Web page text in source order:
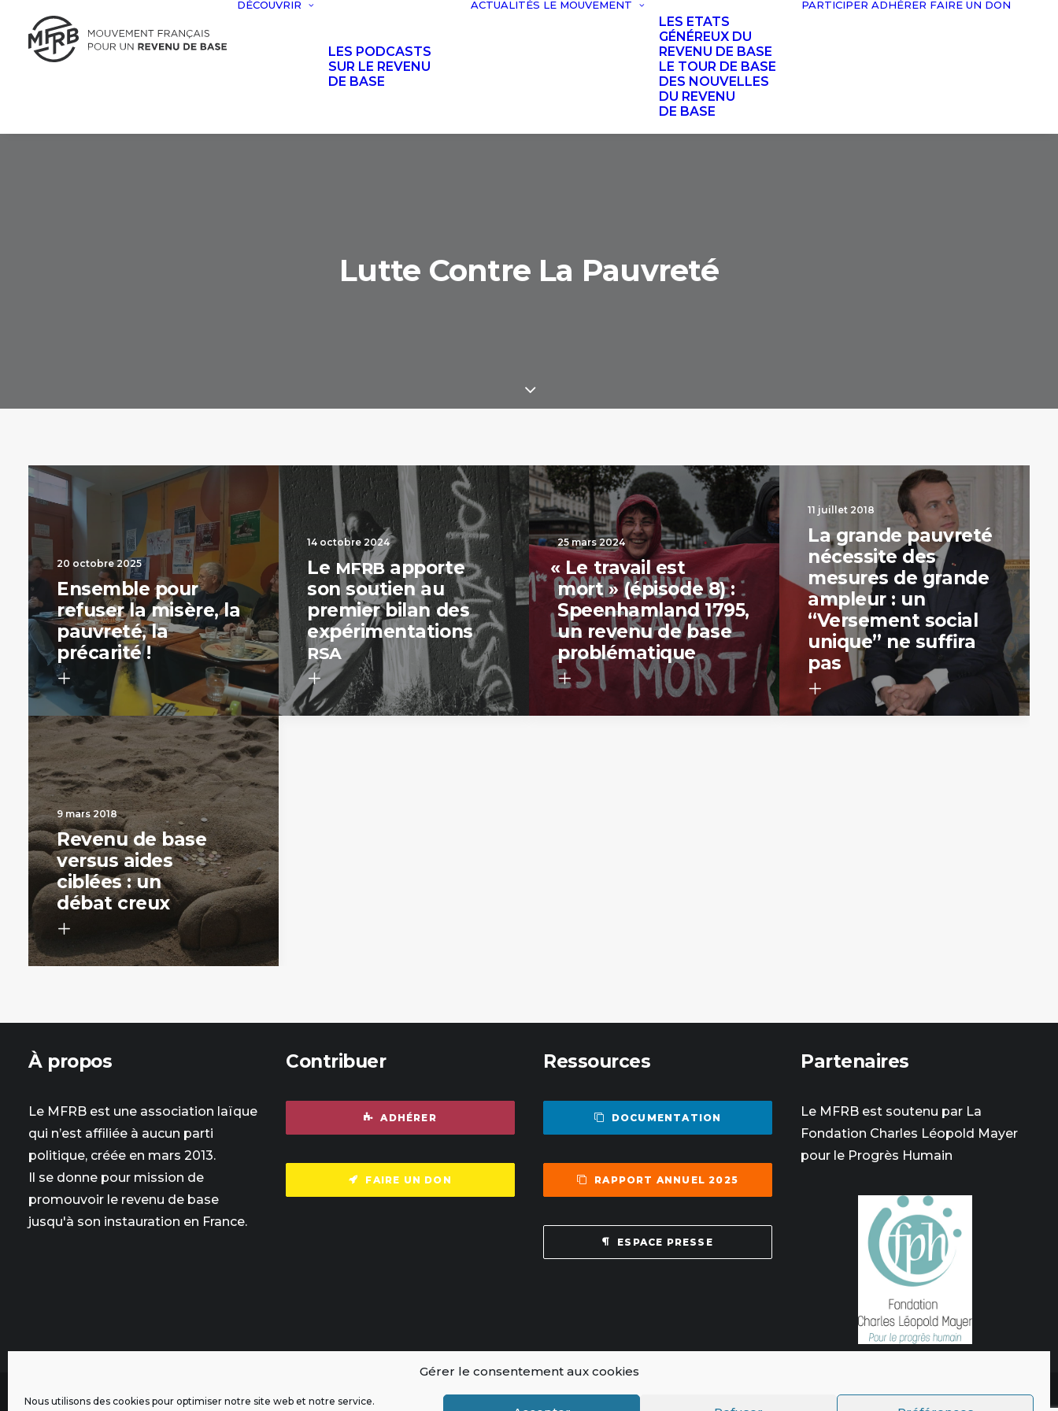
Gérer le consentement aux cookies
Nous utilisons des cookies pour optimiser notre site web et notre service.
DÉCOUVRIR
LES PODCASTS
SUR LE REVENU
DE BASE
ACTUALITÉS LE MOUVEMENT
LES ETATS
GÉNÉREUX DU
REVENU DE BASE
LE TOUR DE BASE
DES NOUVELLES
DU REVENU
DE BASE
PARTICIPER ADHÉRER FAIRE UN DON
Lutte Contre La Pauvreté
20 octobre 2025
Ensemble pour
refuser la misère, la
pauvreté, la
précarité !
14 octobre 2024
LeMFRBapporte
son soutien au
premier bilan des
expérimentations
RSA
25 mars 2024
«Le travail est
mort » (épisode 8) :
Speenhamland 1795,
un revenu de base
problématique
11 juillet 2018
La grande pauvreté
nécessite des
mesures de grande
ampleur : un
“Versement social
unique” ne suffira
pas
9 mars 2018
Revenu de base
versus aides
ciblées : un
débat creux
À propos
Le MFRB est une association laïque
qui n’est affiliée à aucun parti
politique, créée en mars 2013.
Il se donne pour mission de
promouvoir le revenu de base
jusqu'à son instauration en France.
Contribuer
ADHÉRER
FAIRE UN DON
Ressources
DOCUMENTATION
RAPPORT ANNUEL 2025
ESPACE PRESSE
Partenaires
Le MFRB est soutenu par La
Fondation Charles Léopold Mayer
pour le Progrès Humain
L'intégralité des contenus de ce site sont publiés sous licence